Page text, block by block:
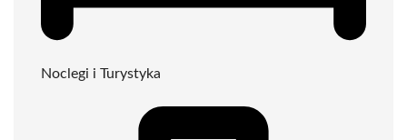
Noclegi i Turystyka